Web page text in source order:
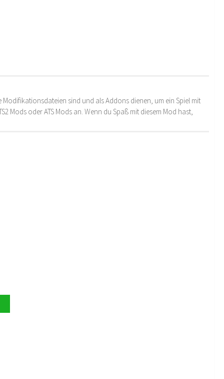
sind und als Addons dienen, um ein Spiel mit
Mods oder ATS Mods an. Wenn du Spaß mit diesem Mod hast,